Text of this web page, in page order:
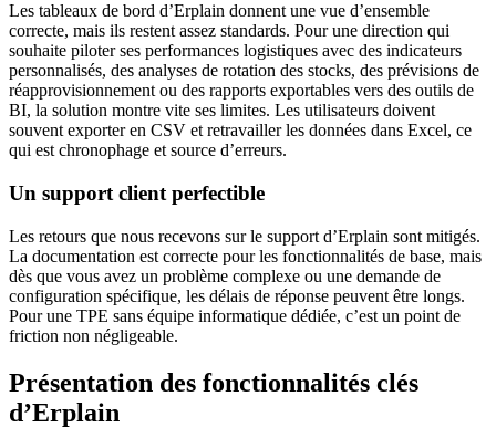
Les tableaux de bord d’Erplain donnent une vue d’ensemble
correcte, mais ils restent assez standards. Pour une direction qui
souhaite piloter ses performances logistiques avec des indicateurs
personnalisés, des analyses de rotation des stocks, des prévisions de
réapprovisionnement ou des rapports exportables vers des outils de
BI, la solution montre vite ses limites. Les utilisateurs doivent
souvent exporter en CSV et retravailler les données dans Excel, ce
qui est chronophage et source d’erreurs.
Un support client perfectible
Les retours que nous recevons sur le support d’Erplain sont mitigés.
La documentation est correcte pour les fonctionnalités de base, mais
dès que vous avez un problème complexe ou une demande de
configuration spécifique, les délais de réponse peuvent être longs.
Pour une TPE sans équipe informatique dédiée, c’est un point de
friction non négligeable.
Présentation des fonctionnalités clés
d’Erplain